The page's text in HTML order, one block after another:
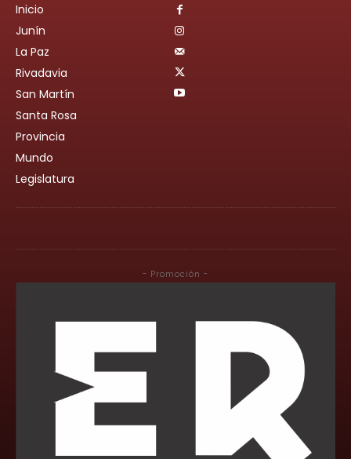
Inicio
Junín
La Paz
Rivadavia
San Martín
Santa Rosa
Provincia
Mundo
Legislatura
- Promoción -